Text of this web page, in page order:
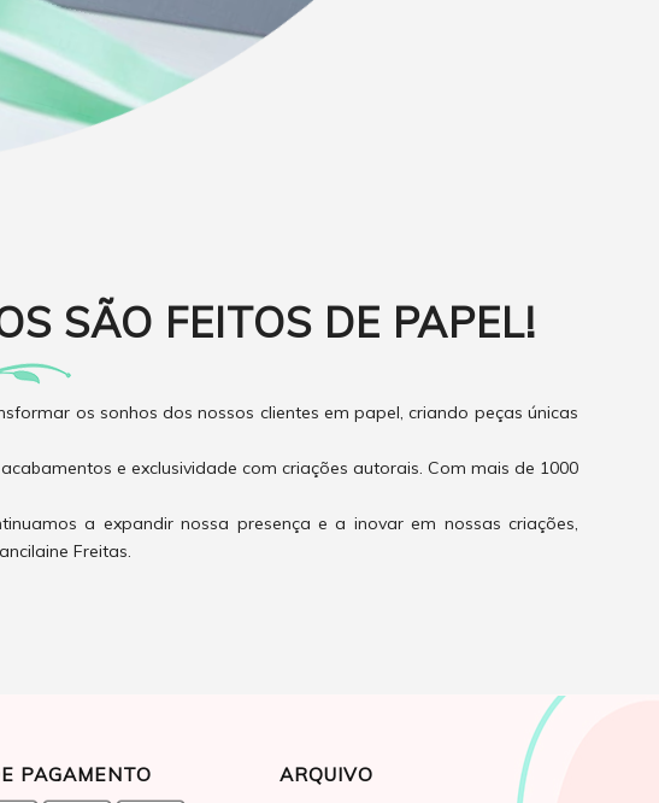
SÃO FEITOS DE PAPEL!
os sonhos dos nossos clientes em papel, criando peças únicas
e exclusividade com criações autorais. Com mais de 1000
a expandir nossa presença e a inovar em nossas criações,
Freitas.
PAGAMENTO ARQUIVO